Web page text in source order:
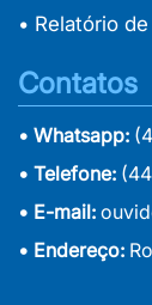
• Relatório
Contatos
• Whatsapp:
• Telefone:
• E-mail:
• Endereço: